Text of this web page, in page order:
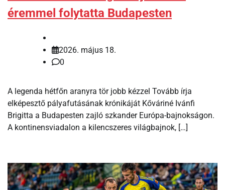
éremmel folytatta Budapesten
2026. május 18.
0
A legenda hétfőn aranyra tör jobb kézzel Tovább írja
elképesztő pályafutásának krónikáját Kőváriné Ivánfi
Brigitta a Budapesten zajló szkander Európa-bajnokságon.
A kontinensviadalon a kilencszeres világbajnok, […]